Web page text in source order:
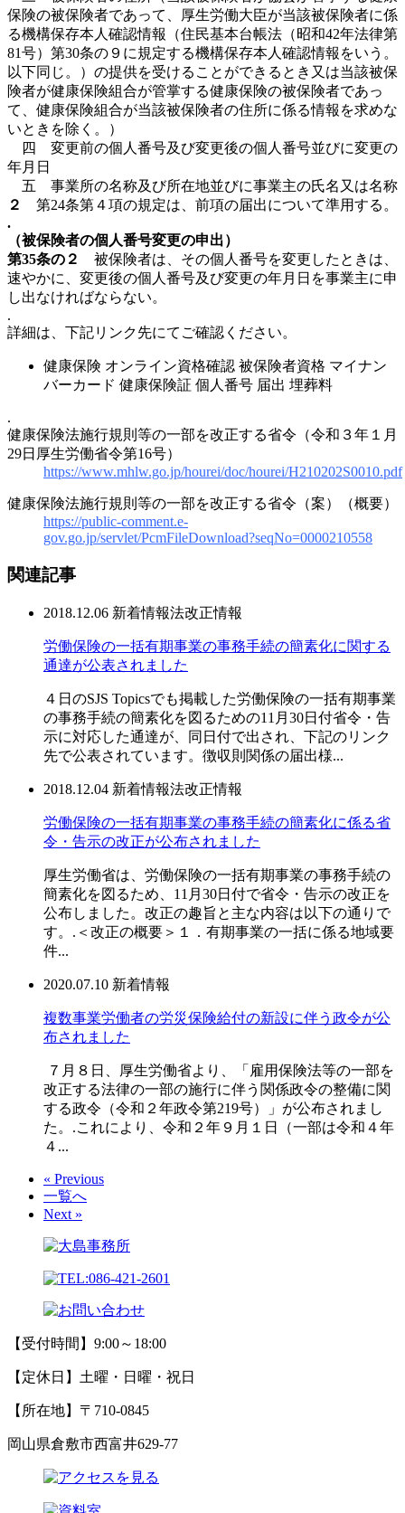
保険の被保険者であって、厚生労働大臣が当該被保険者に係
る機構保存本人確認情報（住民基本台帳法（昭和42年法律第
81号）第30条の９に規定する機構保存本人確認情報をいう。
以下同じ。）の提供を受けることができるとき又は当該被保
険者が健康保険組合が管掌する健康保険の被保険者であっ
て、健康保険組合が当該被保険者の住所に係る情報を求めな
いときを除く。）
四 変更前の個人番号及び変更後の個人番号並びに変更の
年月日
五 事業所の名称及び所在地並びに事業主の氏名又は名称
２
第24条第４項の規定は、前項の届出について準用する。
.
（被保険者の個人番号変更の申出）
第35条の２
被保険者は、その個人番号を変更したときは、
速やかに、変更後の個人番号及び変更の年月日を事業主に申
し出なければならない。
.
詳細は、下記リンク先にてご確認ください。
健康保険 オンライン資格確認 被保険者資格 マイナン
バーカード 健康保険証 個人番号 届出 埋葬料
.
健康保険法施行規則等の一部を改正する省令（令和３年１月
29日厚生労働省令第16号）
https://www.mhlw.go.jp/hourei/doc/hourei/H210202S0010.pdf
健康保険法施行規則等の一部を改正する省令（案）（概要）
https://public-comment.e-
gov.go.jp/servlet/PcmFileDownload?seqNo=0000210558
関連記事
2018.12.06 新着情報法改正情報
労働保険の一括有期事業の事務手続の簡素化に関する
通達が公表されました
４日のSJS Topicsでも掲載した労働保険の一括有期事業
の事務手続の簡素化を図るための11月30日付省令・告
示に対応した通達が、同日付で出され、下記のリンク
先で公表されています。徴収則関係の届出様...
2018.12.04 新着情報法改正情報
労働保険の一括有期事業の事務手続の簡素化に係る省
令・告示の改正が公布されました
厚生労働省は、労働保険の一括有期事業の事務手続の
簡素化を図るため、11月30日付で省令・告示の改正を
公布しました。改正の趣旨と主な内容は以下の通りで
す。.＜改正の概要＞１．有期事業の一括に係る地域要
件...
2020.07.10 新着情報
複数事業労働者の労災保険給付の新設に伴う政令が公
布されました
７月８日、厚生労働省より、「雇用保険法等の一部を
改正する法律の一部の施行に伴う関係政令の整備に関
する政令（令和２年政令第219号）」が公布されまし
た。.これにより、令和２年９月１日（一部は令和４年
４...
« Previous
一覧へ
Next »
【受付時間】9:00～18:00
【定休日】土曜・日曜・祝日
【所在地】〒710-0845
岡山県倉敷市西富井629-77